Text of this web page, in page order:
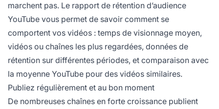
marchent pas. Le rapport de rétention d’audience
YouTube vous permet de savoir comment se
comportent vos vidéos : temps de visionnage moyen,
vidéos ou chaînes les plus regardées, données de
rétention sur différentes périodes, et comparaison avec
la moyenne YouTube pour des vidéos similaires.
Publiez régulièrement et au bon moment
De nombreuses chaînes en forte croissance publient